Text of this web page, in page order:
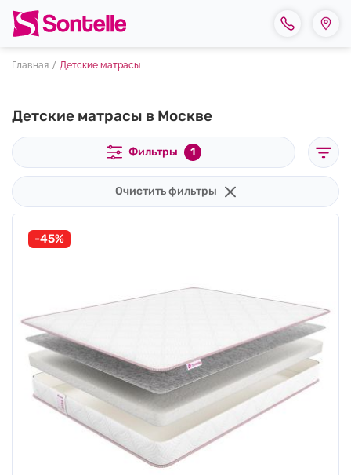
Главная Детские матрасы
Детские матрасы в Москве
Фильтры 1
Очистить фильтры
-45%